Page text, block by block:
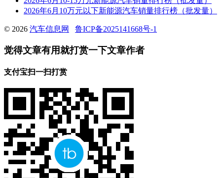
2026年6月10万元以下新能源汽车销量排行榜（批发量）
© 2026 汽车信息网 鲁ICP备2025141668号-1
觉得文章有用就打赏一下文章作者
支付宝扫一扫打赏